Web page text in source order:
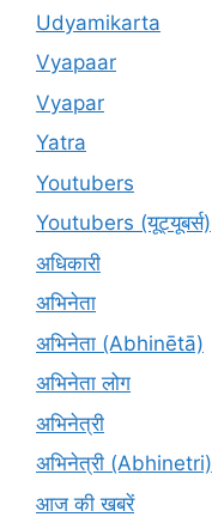
Udyamikarta
Vyapaar
Vyapar
Yatra
Youtubers
Youtubers (यूट्यूबर्स)
अधिकारी
अभिनेता
अभिनेता (Abhinētā)
अभिनेता लोग
अभिनेत्री
अभिनेत्री (Abhinetri)
आज की खबरें